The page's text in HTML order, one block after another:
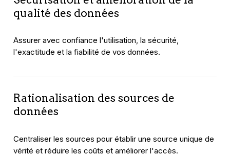
qualité des données
Assurer avec confiance l'utilisation, la sécurité,
l'exactitude et la fiabilité de vos données.
Rationalisation des sources de
données
Centraliser les sources pour établir une source unique de
vérité et réduire les coûts et améliorer l'accès.